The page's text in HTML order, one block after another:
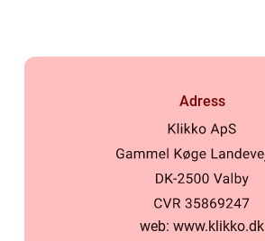
Adress
web: www.klikko.dk